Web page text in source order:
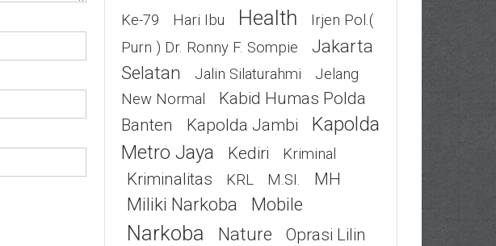
Ke-79
Hari Ibu Health
Irjen Pol.(
Purn ) Dr. Ronny F. Sompie
Jakarta
Selatan
Jalin Silaturahmi
Jelang
New Normal
Kabid Humas Polda
Banten
Kapolda Jambi
Kapolda
Metro Jaya
Kediri Kriminal
Kriminalitas KRL M.SI. MH
Miliki Narkoba Mobile
Narkoba Nature Oprasi Lilin